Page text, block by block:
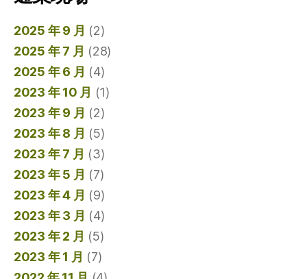
2025 年 9 月 (2)
2025 年 7 月 (28)
2025 年 6 月 (4)
2023 年 10 月 (1)
2023 年 9 月 (2)
2023 年 8 月 (5)
2023 年 7 月 (3)
2023 年 5 月 (7)
2023 年 4 月 (9)
2023 年 3 月 (4)
2023 年 2 月 (5)
2023 年 1 月 (7)